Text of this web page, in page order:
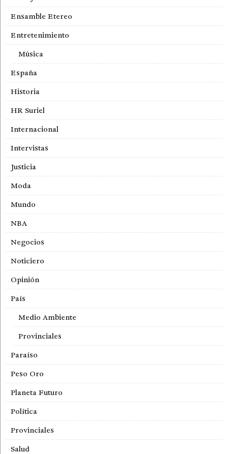
Ensamble Etereo
Entretenimiento
Música
España
Historia
HR Suriel
Internacional
Intervistas
Justicia
Moda
Mundo
NBA
Negocios
Noticiero
Opinión
País
Medio Ambiente
Provinciales
Paraíso
Peso Oro
Planeta Futuro
Política
Provinciales
Salud